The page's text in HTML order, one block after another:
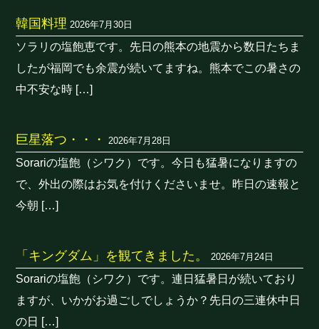
韓国料理 2026年7月30日
ソラリの塩飽恵です。先日の熊本の地震から数日たちま
したが福岡でも余震が続いてますね。熊本でこの暑さの
中不安な時 […]
巨星落つ・・・ 2026年7月28日
Sorariの塩飽（シワク）です。今日も猛暑になりますの
で、外出の際はお気を付けくださいませ。昨日の速報と
今朝 […]
「キングダム」を観てきました。 2026年7月24日
Sorariの塩飽（シワク）です。連日猛暑日が続いており
ますが、いかがお過ごしでしょうか？先日の三連休中日
の日 […]